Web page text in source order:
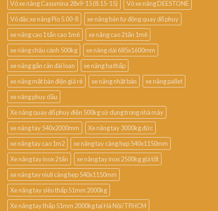
Vỏ xe nâng Casumina 28x9-15 (8.15-15)
Vỏ xe nâng DEESTONE
Vỏ đặc xe nâng Pio 5.00-8
xe nâng bán tự động quay đổ phuy
xe nâng cao 1 tấn cao 1m6
xe nâng cao 2 tấn 1m6
xe nâng chậu cảnh 500kg
xe nâng dài 685x1600mm
xe nâng gắn cân đài loan
xe nâng hạ thấp
xe nâng mặt bàn điện giá rẻ
xe nâng nhật bản
xe nâng pallet
xe nâng phuy dầu
Xe nâng quay đổ phuy điện 500kg sử dụng trong nhà máy
xe nâng tay 540x2000mm
Xe nâng tay 3000kg đức
xe nâng tay cao 1m2
xe nâng tay càng hẹp 540x1150mm
Xe nâng tay inox 2 tấn
xe nâng tay inox 2500kg giá tốt
xe nâng tay niuli càng hẹp 540x1150mm
Xe nâng tay siêu thấp 51mm 2000kg
Xe nâng tay thấp 51mm 2000kg tại Hà Nội/TP.HCM